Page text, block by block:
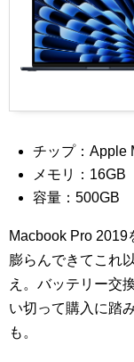
チップ：Apple
メモリ：16GB
容量：500GB
Macbook Pro
膨らんできてこれ
え。バッテリー交
い切って購入に踏
も。